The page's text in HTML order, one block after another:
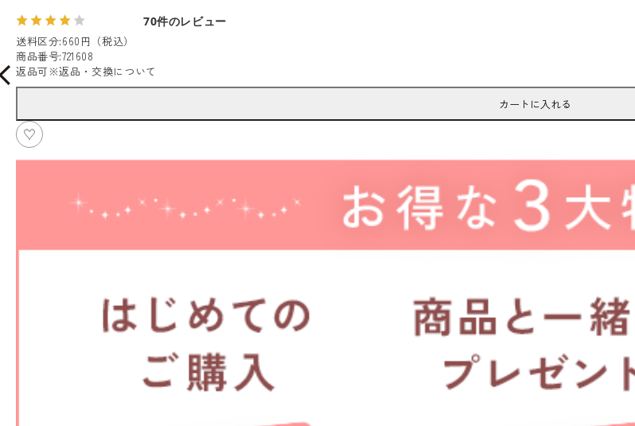
70件のレビュー
送料区分:660円（税込）
商品番号:721608
返品可 ※返品・交換について
カートに入れる